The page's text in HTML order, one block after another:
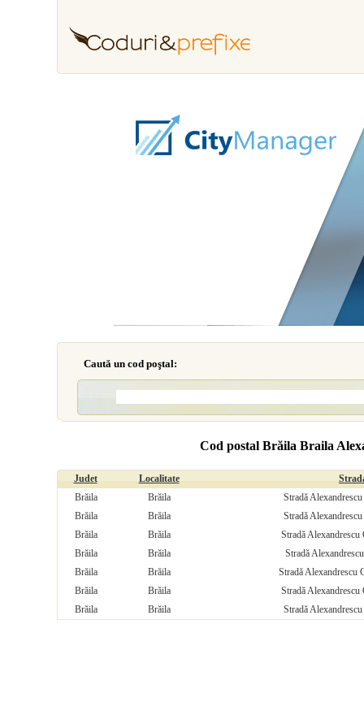
Caută un cod poştal:
Cod postal Brăila Braila
Judet Localitate
Brăila
Brăila
Stradă
Brăila
Brăila
Stradă
Brăila
Brăila
Stradă
Brăila
Brăila
Stradă
Brăila
Brăila
Stradă Alexandrescu
Brăila
Brăila
Stradă
Brăila
Brăila Stradă